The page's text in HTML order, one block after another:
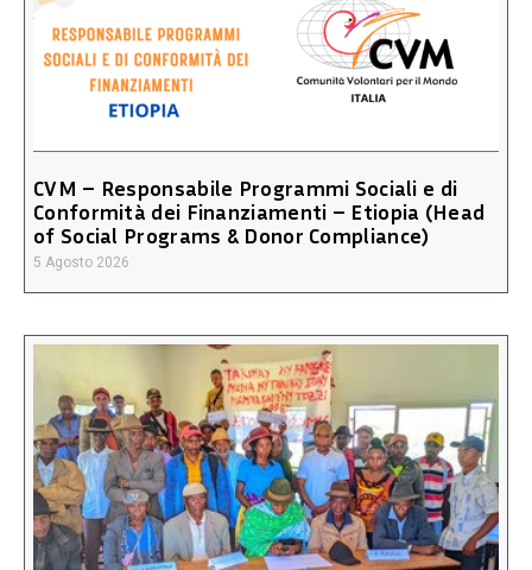
CVM – Responsabile Programmi Sociali e di
Conformità dei Finanziamenti – Etiopia (Head
of Social Programs & Donor Compliance)
5 Agosto 2026